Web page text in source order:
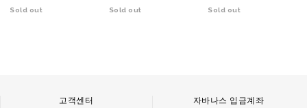
Sold out
Sold out
Sold out
고객센터 자바나스 입금계좌